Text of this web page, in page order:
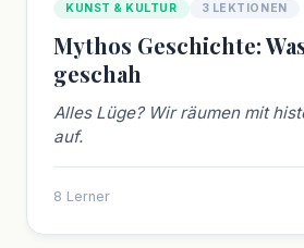
KUNST & KULTUR 3 LEKTIONEN
Mythos Geschichte:
geschah
Alles Lüge? Wir räumen mit
auf.
8 Lerner